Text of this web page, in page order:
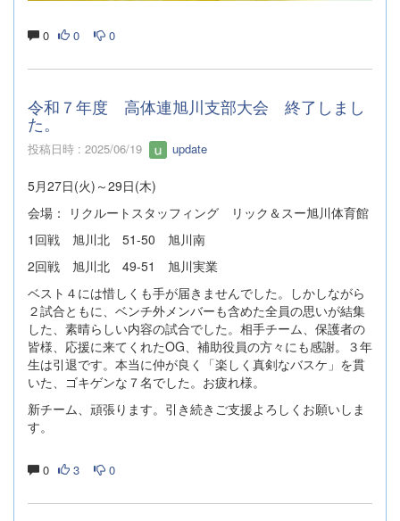
0 0 0
令和７年度 高体連旭川支部大会 終了しまし
た。
投稿日時 : 2025/06/19 update
5月27日(火)～29日(木)
会場： リクルートスタッフィング リック＆スー旭川体育館
1回戦 旭川北 51-50 旭川南
2回戦 旭川北 49-51 旭川実業
ベスト４には惜しくも手が届きませんでした。しかしながら
２試合ともに、ベンチ外メンバーも含めた全員の思いが結集
した、素晴らしい内容の試合でした。相手チーム、保護者の
皆様、応援に来てくれたOG、補助役員の方々にも感謝。３年
生は引退です。本当に仲が良く「楽しく真剣なバスケ」を貫
いた、ゴキゲンな７名でした。お疲れ様。
新チーム、頑張ります。引き続きご支援よろしくお願いしま
す。
0 3 0